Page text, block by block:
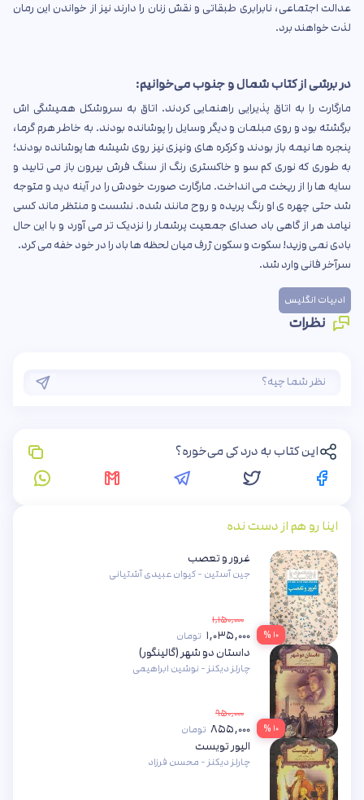
عدالت اجتماعی، نابرابری طبقاتی و نقش زنان را دارند نیز از خواندن این رمان
لذت خواهند برد.
در برشی از کتاب شمال و جنوب می‌خوانیم:
مارگارت را به اتاق پذیرایی راهنمایی کردند. اتاق به سروشکل همیشگی اش
برگشته بود و روی مبلمان و دیگر وسایل را پوشانده بودند. به خاطر هرم گرما،
پنجره ها نیمه باز بودند و کرکره های ونیزی نیز روی شیشه ها پوشانده بودند؛
به طوری که نوری کم سو و خاکستری رنگ از سنگ فرش بیرون باز می تابید و
سایه ها را از ریخت می انداخت. مارگارت صورت خودش را در آینه دید و متوجه
شد حتی چهره ی او رنگ پریده و روح مانند شده. نشست و منتظر ماند کسی
نیامد هر از گاهی باد صدای جمعیت پرشمار را نزدیک تر می آورد و با این حال
بادی نمی وزید! سکوت و سکون ژرف میان لحظه ها باد را در خود خفه می کرد.
سرآخر فانی وارد شد.
ادبیات انگلیس
نظرات
این کتاب به درد کی می‌خوره؟
اینا رو هم از دست نده
۱۰ %
غرور و تعصب
جین آستین - کیوان عبیدی آشتیانی
۱,۱۵۰,۰۰۰
۱,۰۳۵,۰۰۰ تومان
۱۰ %
داستان دو شهر (گالینگور)
چارلز دیکنز - نوشین ابراهیمی
۹۵۰,۰۰۰
۸۵۵,۰۰۰ تومان
الیور تویست
چارلز دیکنز - محسن فرزاد